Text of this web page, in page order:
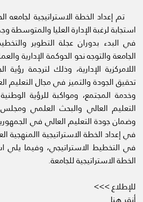
استجابة لرغبة الإدارة العليا والمتوسطة
في البدء بدوران عجلة التطوير
الجامعة والتوجه نحو الحوكمة الإدارية
اللامركزية الإدارية، وذلك لترجمة
تحقيق الجودة والتميز في مجال التعليم
وخدمة المجتمع، ومواكبة للرؤية
التعليم العالي والبحث العلمي ومجلس
وضمان جودة التعليم العالي في
في إعداد الخطة الاستراتيجية االمنهجية
في التخطيط الاستراتيجي، وفيما يلي
الخطة الاستراتيجية للجامعة.
للإطلاع >>>